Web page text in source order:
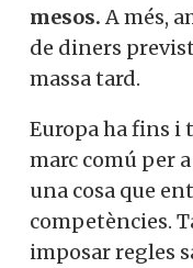
mesos. A més,
de diners
massa tard.
Europa ha fins i
marc comú per
una cosa que
competències.
imposar regles